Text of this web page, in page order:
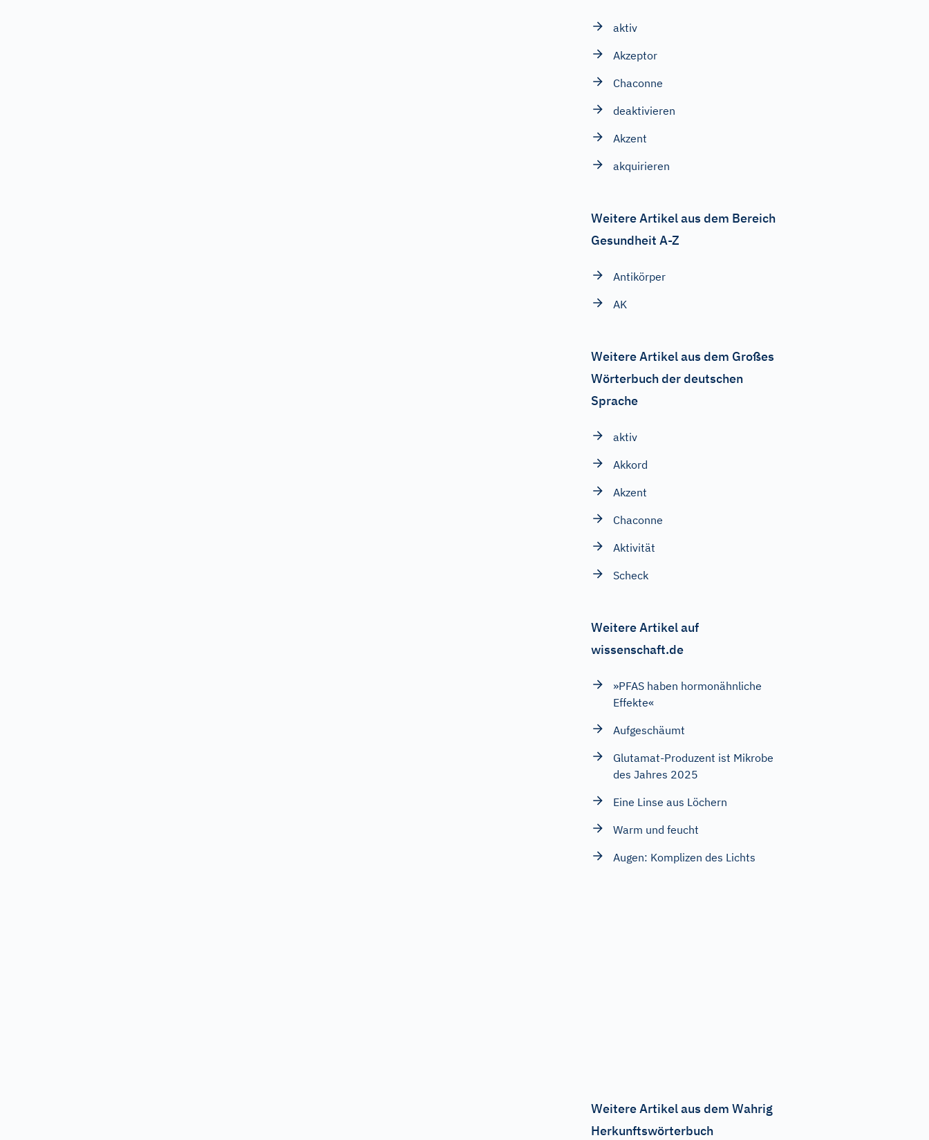
aktiv
Akzeptor
Chaconne
deaktivieren
Akzent
akquirieren
Weitere Artikel aus dem Bereich
Gesundheit A-Z
Antikörper
AK
Weitere Artikel aus dem Großes
Wörterbuch der deutschen
Sprache
aktiv
Akkord
Akzent
Chaconne
Aktivität
Scheck
Weitere Artikel auf
wissenschaft.de
»PFAS haben hormonähnliche
Effekte«
Aufgeschäumt
Glutamat-Produzent ist Mikrobe
des Jahres 2025
Eine Linse aus Löchern
Warm und feucht
Augen: Komplizen des Lichts
Weitere Artikel aus dem Wahrig
Herkunftswörterbuch